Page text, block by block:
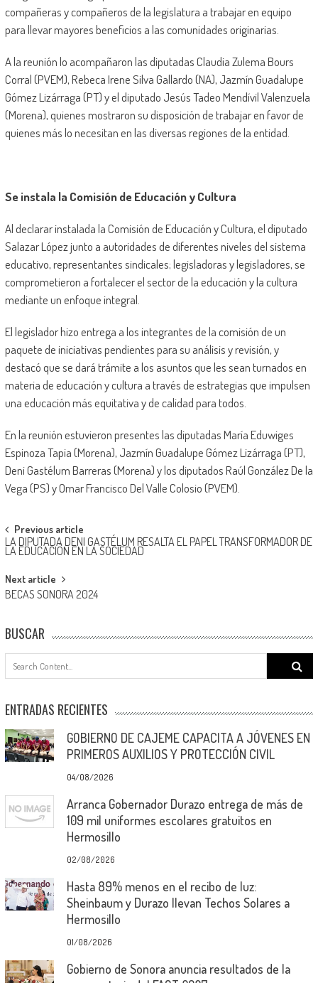
compañeras y compañeros de la legislatura a trabajar en equipo
para llevar mayores beneficios a las comunidades originarias.
A la reunión lo acompañaron las diputadas Claudia Zulema Bours
Corral (PVEM), Rebeca Irene Silva Gallardo (NA), Jazmín Guadalupe
Gómez Lizárraga (PT) y el diputado Jesús Tadeo Mendívil Valenzuela
(Morena), quienes mostraron su disposición de trabajar en favor de
quienes más lo necesitan en las diversas regiones de la entidad.
Se instala la Comisión de Educación y Cultura
Al declarar instalada la Comisión de Educación y Cultura, el diputado
Salazar López junto a autoridades de diferentes niveles del sistema
educativo, representantes sindicales; legisladoras y legisladores, se
comprometieron a fortalecer el sector de la educación y la cultura
mediante un enfoque integral.
El legislador hizo entrega a los integrantes de la comisión de un
paquete de iniciativas pendientes para su análisis y revisión, y
destacó que se dará trámite a los asuntos que les sean turnados en
materia de educación y cultura a través de estrategias que impulsen
una educación más equitativa y de calidad para todos.
En la reunión estuvieron presentes las diputadas María Eduwiges
Espinoza Tapia (Morena), Jazmín Guadalupe Gómez Lizárraga (PT),
Deni Gastélum Barreras (Morena) y los diputados Raúl González De la
Vega (PS) y Omar Francisco Del Valle Colosio (PVEM).
Post
navigation
Previous article
LA DIPUTADA DENI GASTÉLUM RESALTA EL PAPEL TRANSFORMADOR DE
LA EDUCACIÓN EN LA SOCIEDAD
Next article
BECAS SONORA 2024
BUSCAR
Search
for:
ENTRADAS RECIENTES
GOBIERNO DE CAJEME CAPACITA A JÓVENES EN
PRIMEROS AUXILIOS Y PROTECCIÓN CIVIL
04/08/2026
Arranca Gobernador Durazo entrega de más de
109 mil uniformes escolares gratuitos en
Hermosillo
02/08/2026
Hasta 89% menos en el recibo de luz:
Sheinbaum y Durazo llevan Techos Solares a
Hermosillo
01/08/2026
Gobierno de Sonora anuncia resultados de la